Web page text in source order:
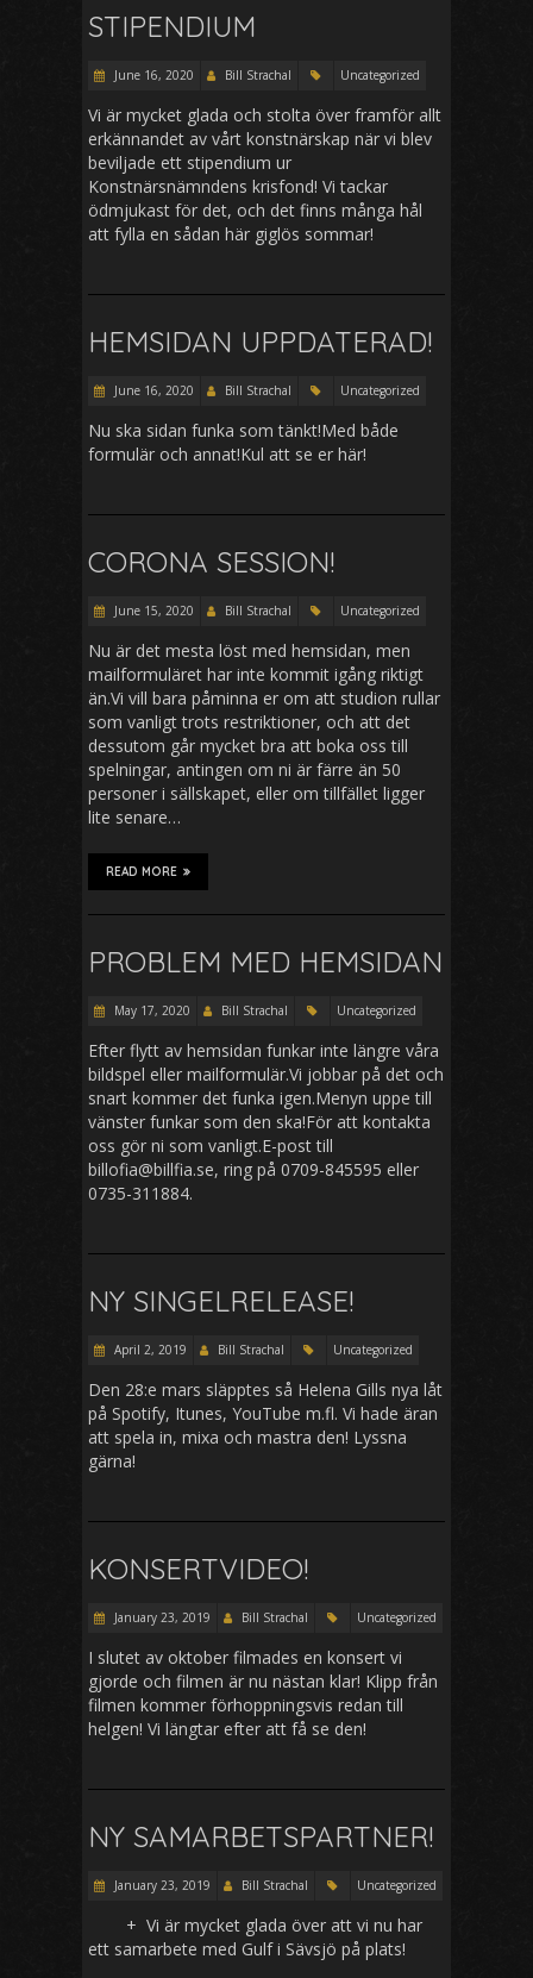
STIPENDIUM
June 16, 2020 Bill Strachal Uncategorized
Vi är mycket glada och stolta över framför allt
erkännandet av vårt konstnärskap när vi blev
beviljade ett stipendium ur
Konstnärsnämndens krisfond! Vi tackar
ödmjukast för det, och det finns många hål
att fylla en sådan här giglös sommar!
HEMSIDAN UPPDATERAD!
June 16, 2020 Bill Strachal Uncategorized
Nu ska sidan funka som tänkt!Med både
formulär och annat!Kul att se er här!
CORONA SESSION!
June 15, 2020 Bill Strachal Uncategorized
Nu är det mesta löst med hemsidan, men
mailformuläret har inte kommit igång riktigt
än.Vi vill bara påminna er om att studion rullar
som vanligt trots restriktioner, och att det
dessutom går mycket bra att boka oss till
spelningar, antingen om ni är färre än 50
personer i sällskapet, eller om tillfället ligger
lite senare…
READ MORE
PROBLEM MED HEMSIDAN
May 17, 2020 Bill Strachal Uncategorized
Efter flytt av hemsidan funkar inte längre våra
bildspel eller mailformulär.Vi jobbar på det och
snart kommer det funka igen.Menyn uppe till
vänster funkar som den ska!För att kontakta
oss gör ni som vanligt.E-post till
billofia@billfia.se, ring på 0709-845595 eller
0735-311884.
NY SINGELRELEASE!
April 2, 2019 Bill Strachal Uncategorized
Den 28:e mars släpptes så Helena Gills nya låt
på Spotify, Itunes, YouTube m.fl. Vi hade äran
att spela in, mixa och mastra den! Lyssna
gärna!
KONSERTVIDEO!
January 23, 2019 Bill Strachal Uncategorized
I slutet av oktober filmades en konsert vi
gjorde och filmen är nu nästan klar! Klipp från
filmen kommer förhoppningsvis redan till
helgen! Vi längtar efter att få se den!
NY SAMARBETSPARTNER!
January 23, 2019 Bill Strachal Uncategorized
+ Vi är mycket glada över att vi nu har
ett samarbete med Gulf i Sävsjö på plats!